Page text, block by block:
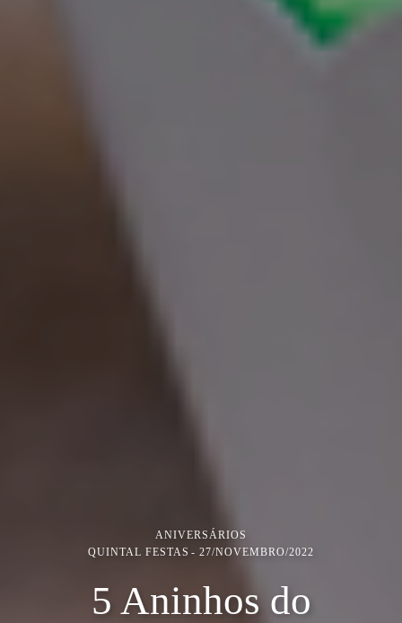
ANIVERSÁRIOS
QUINTAL FESTAS
27/NOVEMBRO/2022
5 Aninhos do